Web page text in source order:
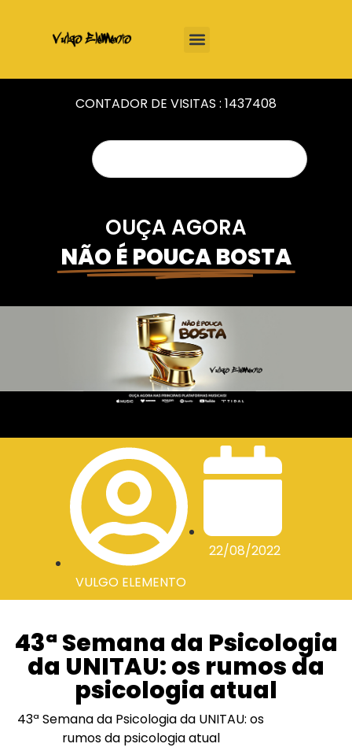
CONTADOR DE VISITAS : 1437408
OUÇA AGORA
NÃO É POUCA BOSTA
VULGO ELEMENTO
22/08/2022
43ª Semana da Psicologia
da UNITAU: os rumos da
psicologia atual
43ª Semana da Psicologia da UNITAU: os
rumos da psicologia atual